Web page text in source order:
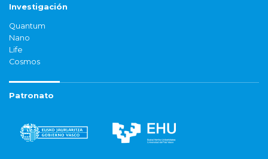
Investigación
Quantum
Nano
Life
Cosmos
Patronato